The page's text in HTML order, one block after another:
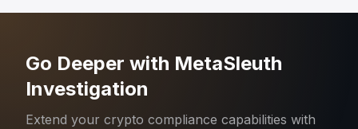
Go Deeper with MetaSleuth
Investigation
Extend your crypto compliance capabilities with